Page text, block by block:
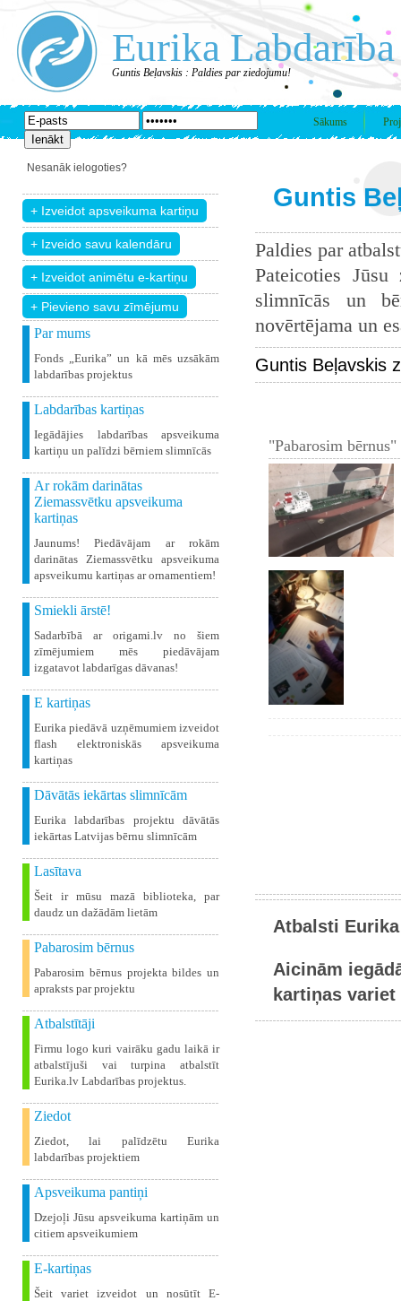
Eurika Labdarība
Guntis Beļavskis : Paldies par ziedojumu!
Sākums
Nesanāk ielogoties?
+ Pievieno savu zīmējumu
Par mums
Fonds „Eurika” un kā mēs uzsākām
labdarības projektus
Labdarības kartiņas
Iegādājies labdarības apsveikuma
kartiņu un palīdzi bērniem slimnīcās
Ar rokām darinātas
Ziemassvētku apsveikuma
kartiņas
Jaunums! Piedāvājam ar rokām
darinātas Ziemassvētku apsveikuma
apsveikumu kartiņas ar ornamentiem!
Smiekli ārstē!
Sadarbībā ar origami.lv no šiem
zīmējumiem mēs piedāvājam
izgatavot labdarīgas dāvanas!
E kartiņas
Eurika piedāvā uzņēmumiem izveidot
flash elektroniskās apsveikuma
kartiņas
Dāvātās iekārtas slimnīcām
Eurika labdarības projektu dāvātās
iekārtas Latvijas bērnu slimnīcām
Lasītava
Šeit ir mūsu mazā biblioteka, par
daudz un dažādām lietām
Pabarosim bērnus
Pabarosim bērnus projekta bildes un
apraksts par projektu
Atbalstītāji
Firmu logo kuri vairāku gadu laikā ir
atbalstījuši vai turpina atbalstīt
Eurika.lv Labdarības projektus.
Ziedot
Ziedot, lai palīdzētu Eurika
labdarības projektiem
Apsveikuma pantiņi
Dzejoļi Jūsu apsveikuma kartiņām un
citiem apsveikumiem
E-kartiņas
Šeit variet izveidot un nosūtīt E-
Guntis
Paldies par
Pateicoties
slimnīcās un
novērtējama un
Guntis Beļavskis
"Pabarosim
Atbalsti
Aicinām
kartiņas variet